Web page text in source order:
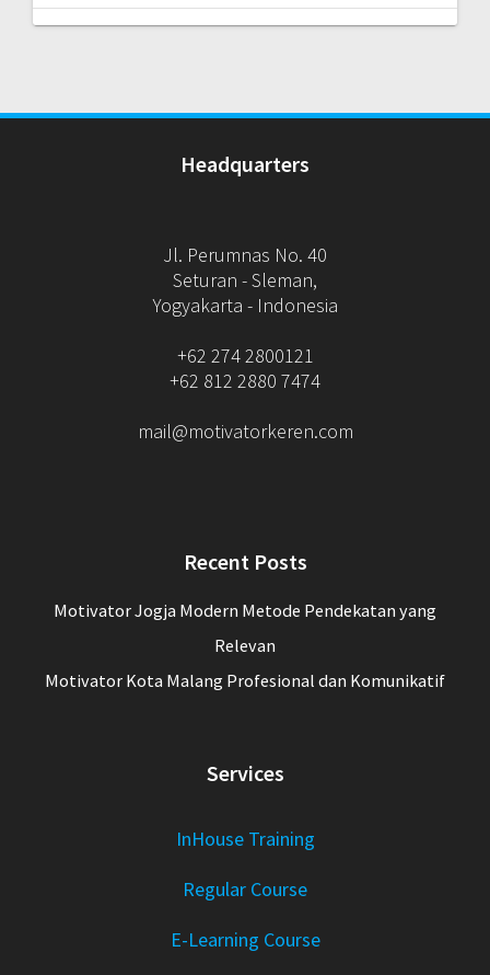
Headquarters
Jl. Perumnas No. 40
Seturan - Sleman,
Yogyakarta - Indonesia
+62 274 2800121
+62 812 2880 7474
mail@motivatorkeren.com
Recent Posts
Motivator Jogja Modern Metode Pendekatan yang
Relevan
Motivator Kota Malang Profesional dan Komunikatif
Services
InHouse Training
Regular Course
E-Learning Course